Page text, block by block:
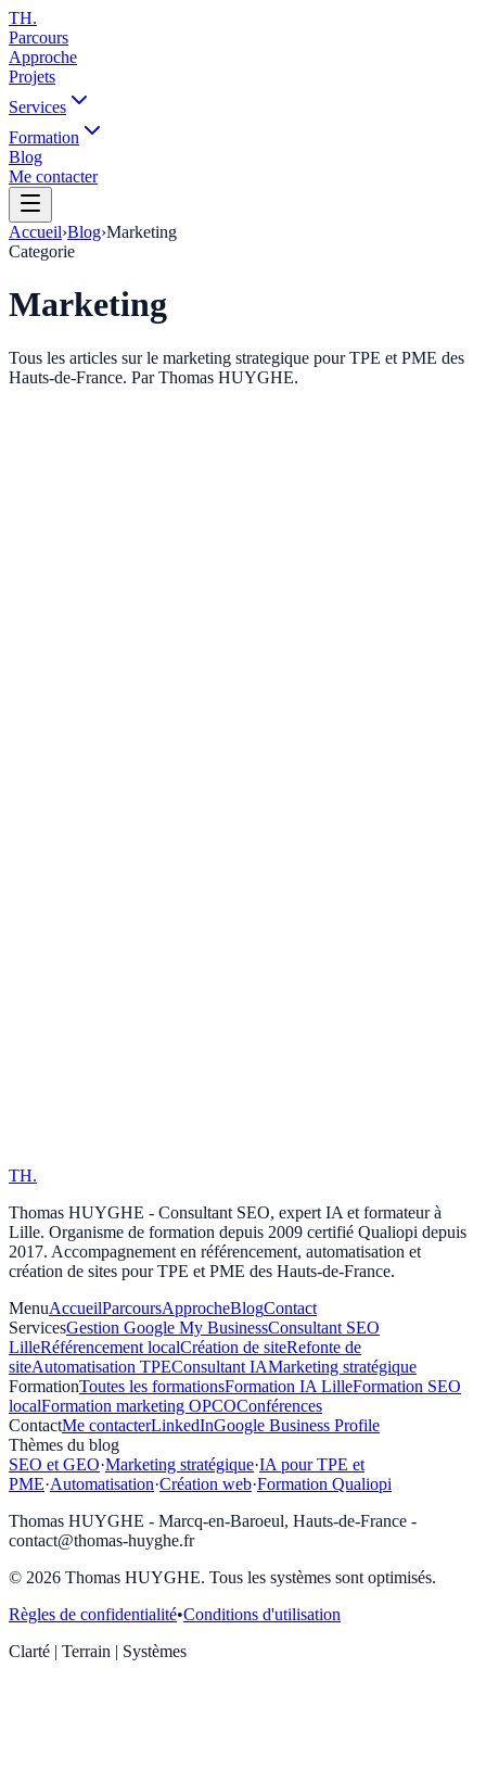
TH.
Parcours
Approche
Projets
Services
Formation
Blog
Me contacter
Accueil›Blog›Marketing
Categorie
Marketing
Tous les articles sur le marketing strategique pour TPE et PME des
Hauts-de-France. Par Thomas HUYGHE.
Lire l'article
TH.
Thomas HUYGHE - Consultant SEO, expert IA et formateur à
Lille. Organisme de formation depuis 2009 certifié Qualiopi depuis
2017. Accompagnement en référencement, automatisation et
création de sites pour TPE et PME des Hauts-de-France.
MenuAccueilParcoursApprocheBlogContact
ServicesGestion Google My BusinessConsultant SEO
LilleRéférencement localCréation de siteRefonte de
siteAutomatisation TPEConsultant IAMarketing stratégique
FormationToutes les formationsFormation IA LilleFormation SEO
localFormation marketing OPCOConférences
ContactMe contacterLinkedInGoogle Business Profile
Thèmes du blog
SEO et GEO·Marketing stratégique·IA pour TPE et
PME·Automatisation·Création web·Formation Qualiopi
Thomas HUYGHE - Marcq-en-Baroeul, Hauts-de-France -
contact@thomas-huyghe.fr
© 2026 Thomas HUYGHE. Tous les systèmes sont optimisés.
Règles de confidentialité•Conditions d'utilisation
Clarté | Terrain | Systèmes